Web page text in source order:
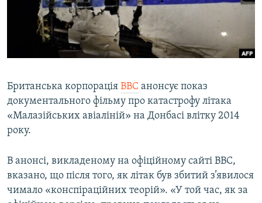
ВІДЕОУРОКИ «ELIFBE»
СВІДЧЕННЯ ОКУПАЦІЇ
УКРАЇНСЬКА ПРОБЛЕМА КРИМУ
Русский
Qırımtatar
Усі сайти RFE/RL
Британська корпорація BBC анонсує показ
документального фільму про катастрофу літака
«Малазійських авіаліній» на Донбасі влітку 2014
року.
В анонсі, викладеному на офіційному сайті ВВС,
вказано, що після того, як літак був збитий з’явилося
чимало «конспіраційних теорій». «У той час, як за